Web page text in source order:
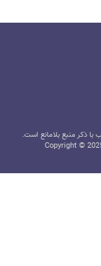
ذکر منبع بلامانع است.
Copyright ©